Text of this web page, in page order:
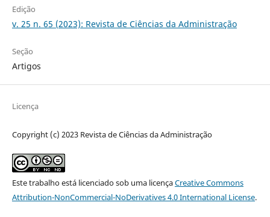
Edição
v. 25 n. 65 (2023): Revista de Ciências da Administração
Seção
Artigos
Licença
Copyright (c) 2023 Revista de Ciências da Administração
Este trabalho está licenciado sob uma licençaCreative Commons
Attribution-NonCommercial-NoDerivatives 4.0 International License.